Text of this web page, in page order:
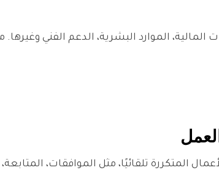
المتكررة تلقائيًا، مثل الموافقات،